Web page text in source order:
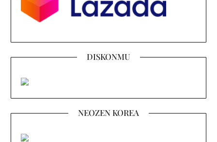
DISKONMU
NEOZEN KOREA